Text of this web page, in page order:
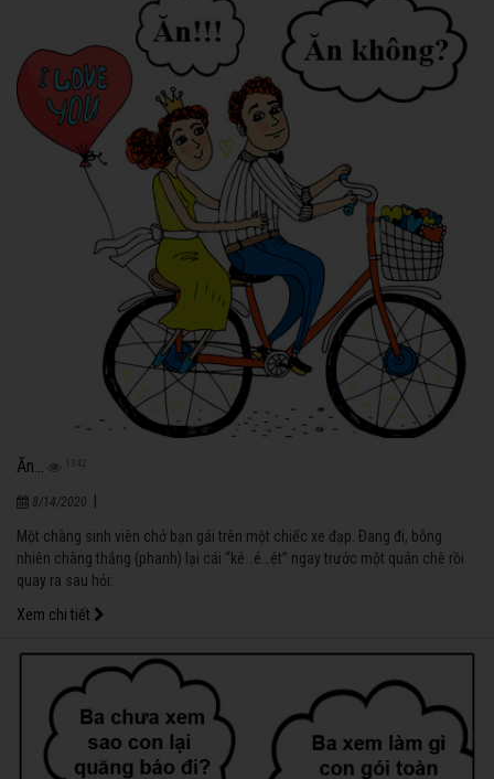
Ăn... 1342
8/14/2020 |
Một chàng sinh viên chở bạn gái trên một chiếc xe đạp. Ðang đi, bỗng
nhiên chàng thắng (phanh) lại cái “ké…é…ét” ngay trước một quán chè rồi
quay ra sau hỏi:
Xem chi tiết